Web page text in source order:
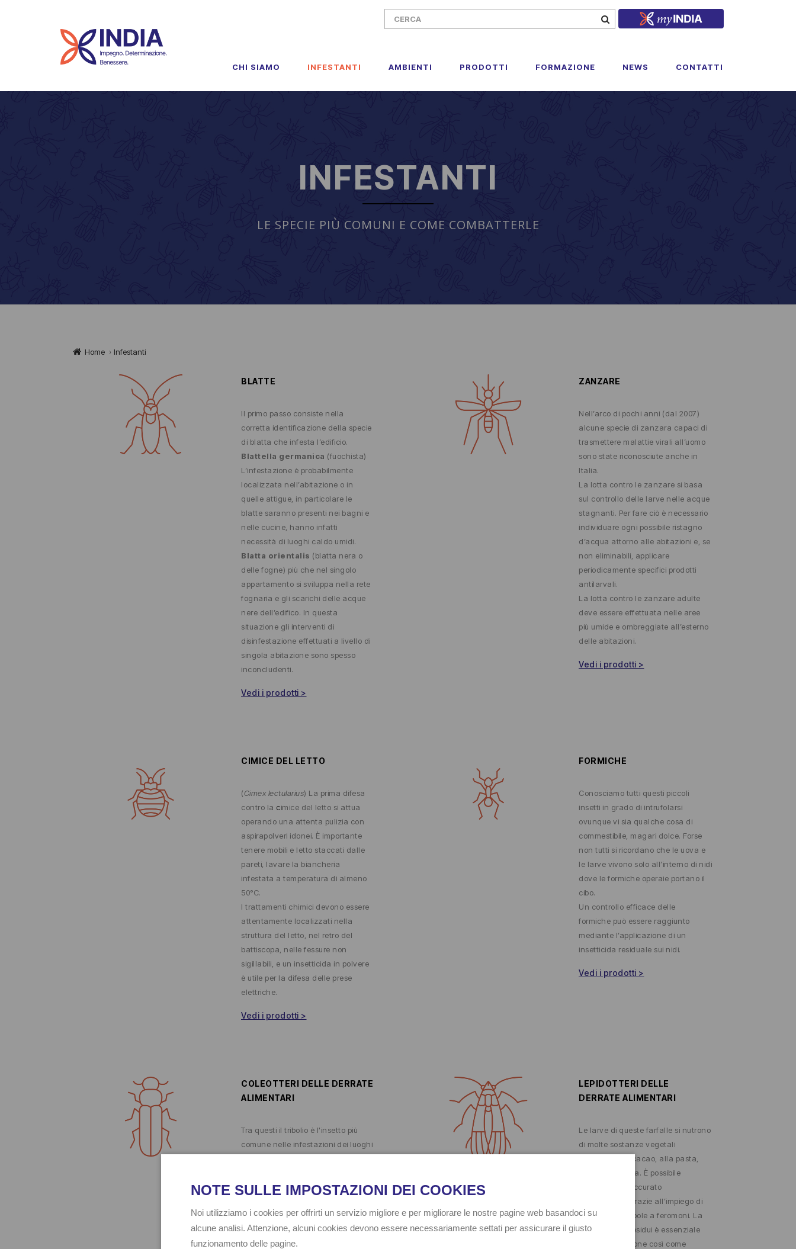
CHI SIAMO INFESTANTI AMBIENTI PRODOTTI FORMAZIONE NEWS CONTATTI
INFESTANTI
LE SPECIE PIÙ COMUNI E COME COMBATTERLE
Home › Infestanti
BLATTE
Il primo passo consiste nella
corretta identificazione della specie
di blatta che infesta l’edificio.
Blattella germanica (fuochista)
L’infestazione è probabilmente
localizzata nell’abitazione o in
quelle attigue, in particolare le
blatte saranno presenti nei bagni e
nelle cucine, hanno infatti
necessità di luoghi caldo umidi.
Blatta orientalis (blatta nera o
delle fogne) più che nel singolo
appartamento si sviluppa nella rete
fognaria e gli scarichi delle acque
nere dell’edifico. In questa
situazione gli interventi di
disinfestazione effettuati a livello di
singola abitazione sono spesso
inconcludenti.
Vedi i prodotti >
ZANZARE
Nell’arco di pochi anni (dal 2007)
alcune specie di zanzara capaci di
trasmettere malattie virali all’uomo
sono state riconosciute anche in
Italia.
La lotta contro le zanzare si basa
sul controllo delle larve nelle acque
stagnanti. Per fare ciò è necessario
individuare ogni possibile ristagno
d’acqua attorno alle abitazioni e, se
non eliminabili, applicare
periodicamente specifici prodotti
antilarvali.
La lotta contro le zanzare adulte
deve essere effettuata nelle aree
più umide e ombreggiate all’esterno
delle abitazioni.
Vedi i prodotti >
CIMICE DEL LETTO
(Cimex lectularius) La prima difesa
contro la cimice del letto si attua
operando una attenta pulizia con
aspirapolveri idonei. È importante
tenere mobili e letto staccati dalle
pareti, lavare la biancheria
infestata a temperatura di almeno
50°C.
I trattamenti chimici devono essere
attentamente localizzati nella
struttura del letto, nel retro del
battiscopa, nelle fessure non
sigillabili, e un insetticida in polvere
è utile per la difesa delle prese
elettriche.
Vedi i prodotti >
FORMICHE
Conosciamo tutti questi piccoli
insetti in grado di intrufolarsi
ovunque vi sia qualche cosa di
commestibile, magari dolce. Forse
non tutti si ricordano che le uova e
le larve vivono solo all’interno di nidi
dove le formiche operaie portano il
cibo.
Un controllo efficace delle
formiche può essere raggiunto
mediante l’applicazione di un
insetticida residuale sui nidi.
Vedi i prodotti >
COLEOTTERI DELLE DERRATE
ALIMENTARI
Tra questi il tribolio è l'insetto più
comune nelle infestazioni dei luoghi
farina inutilizzata e i residui delle
le attrezzature di impasto e cottura.
Il monitoraggio si effettua con
specifiche trappole a feromoni che
LEPIDOTTERI DELLE
DERRATE ALIMENTARI
Le larve di queste farfalle si nutrono
di molte sostanze vegetali
essiccate, dal cacao, alla pasta,
alla frutta secca. È possibile
effettuare un accurato
monitoraggio grazie all’impiego di
specifiche trappole a feromoni. La
rimozione dei residui è essenziale
per la prevenzione così come